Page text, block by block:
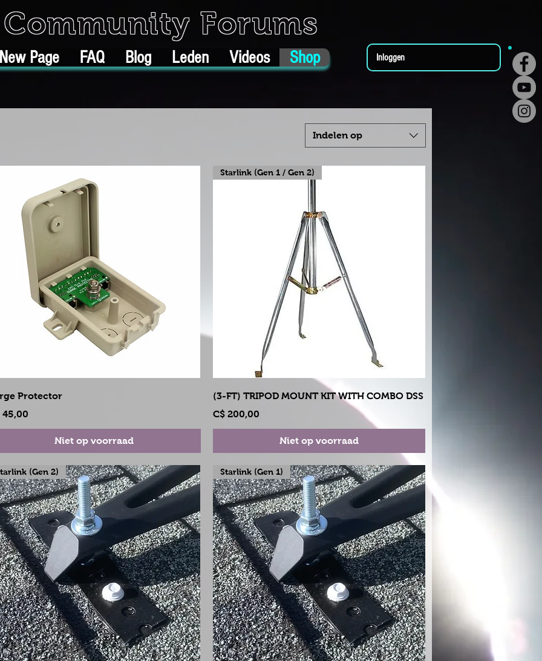
Community Forums
New Page FAQ Blog Leden Videos Shop Inloggen
Indelen op
Protector
45,00
Niet op voorraad
Snel overzicht
Starlink (Gen 1 / Gen 2)
(3-FT) TRIPOD MOUNT KIT WITH COMBO DSS
Prijs
C$ 200,00
Niet op voorraad
(Gen 2) Starlink (Gen 1)